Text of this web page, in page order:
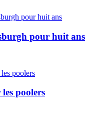
pour huit ans
poolers